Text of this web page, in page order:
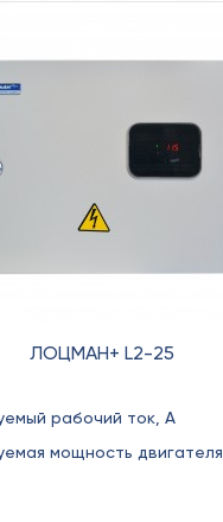
ЛОЦМАН+ L2-25
рабочий ток, А
мощность двигателя,